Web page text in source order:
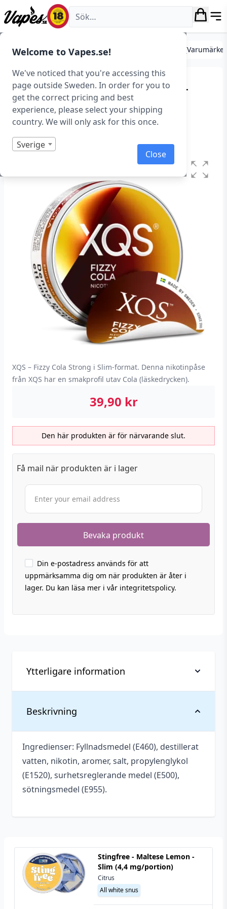
Welcome to Vapes.se!
We've noticed that you're accessing this
page outside Sweden. In order for you to
get the correct pricing and best
experience, please select your shipping
country. We will only ask for this once.
Sverige
Close
Vapes.se
Tobaksfritt snus (Nikotinpåsar) Tobaksfritt Snus
XQS – Fizzy Cola Strong –
Slim (8 mg/portion)
Art.nr: 41477
Slut i lager
XQS – Fizzy Cola Strong i Slim-format. Denna nikotinpåse
från XQS har en smakprofil utav Cola (läskedrycken).
39,90 kr
Den här produkten är för närvarande slut.
Få mail när produkten är i lager
Din e-postadress används för att
uppmärksamma dig om när produkten är åter i
lager. Du kan läsa mer i vår integritetspolicy.
Beskrivning
Ingredienser: Fyllnadsmedel (E460), destillerat
vatten, nikotin, aromer, salt, propylenglykol
(E1520), surhetsreglerande medel (E500),
sötningsmedel (E955).
Ytterligare information
Vikt
Antal
1 st
Smakprofil
Cola
Tillverkare
XQS
Nikotin (Snus)
8 mg/portion
Innehåll/förpackning 10 g
Format
Slim
Stingfree - Maltese Lemon -
Slim (4,4 mg/portion)
Citrus
All white snus